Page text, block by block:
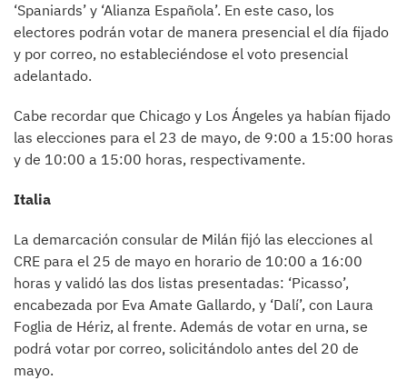
‘Spaniards’ y ‘Alianza Española’. En este caso, los
electores podrán votar de manera presencial el día fijado
y por correo, no estableciéndose el voto presencial
adelantado.
Cabe recordar que Chicago y Los Ángeles ya habían fijado
las elecciones para el 23 de mayo, de 9:00 a 15:00 horas
y de 10:00 a 15:00 horas, respectivamente.
Italia
La demarcación consular de Milán fijó las elecciones al
CRE para el 25 de mayo en horario de 10:00 a 16:00
horas y validó las dos listas presentadas: ‘Picasso’,
encabezada por Eva Amate Gallardo, y ‘Dalí’, con Laura
Foglia de Hériz, al frente. Además de votar en urna, se
podrá votar por correo, solicitándolo antes del 20 de
mayo.